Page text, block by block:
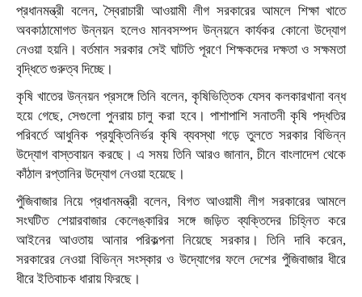
প্রধানমন্ত্রী বলেন, স্বৈরাচারী আওয়ামী লীগ সরকারের আমলে শিক্ষা খাতে
অবকাঠামোগত উন্নয়ন হলেও মানবসম্পদ উন্নয়নে কার্যকর কোনো উদ্যোগ
নেওয়া হয়নি। বর্তমান সরকার সেই ঘাটতি পূরণে শিক্ষকদের দক্ষতা ও সক্ষমতা
বৃদ্ধিতে গুরুত্ব দিচ্ছে।
কৃষি খাতের উন্নয়ন প্রসঙ্গে তিনি বলেন, কৃষিভিত্তিক যেসব কলকারখানা বন্ধ
হয়ে গেছে, সেগুলো পুনরায় চালু করা হবে। পাশাপাশি সনাতনী কৃষি পদ্ধতির
পরিবর্তে আধুনিক প্রযুক্তিনির্ভর কৃষি ব্যবস্থা গড়ে তুলতে সরকার বিভিন্ন
উদ্যোগ বাস্তবায়ন করছে। এ সময় তিনি আরও জানান, চীনে বাংলাদেশ থেকে
কাঁঠাল রপ্তানির উদ্যোগ নেওয়া হয়েছে।
পুঁজিবাজার নিয়ে প্রধানমন্ত্রী বলেন, বিগত আওয়ামী লীগ সরকারের আমলে
সংঘটিত শেয়ারবাজার কেলেঙ্কারির সঙ্গে জড়িত ব্যক্তিদের চিহ্নিত করে
আইনের আওতায় আনার পরিকল্পনা নিয়েছে সরকার। তিনি দাবি করেন,
সরকারের নেওয়া বিভিন্ন সংস্কার ও উদ্যোগের ফলে দেশের পুঁজিবাজার ধীরে
ধীরে ইতিবাচক ধারায় ফিরছে।